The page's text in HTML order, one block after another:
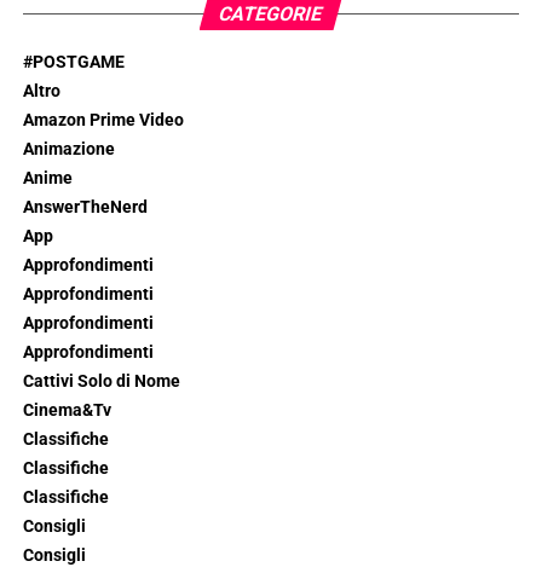
CATEGORIE
#POSTGAME
Altro
Amazon Prime Video
Animazione
Anime
AnswerTheNerd
App
Approfondimenti
Approfondimenti
Approfondimenti
Approfondimenti
Cattivi Solo di Nome
Cinema&Tv
Classifiche
Classifiche
Classifiche
Consigli
Consigli